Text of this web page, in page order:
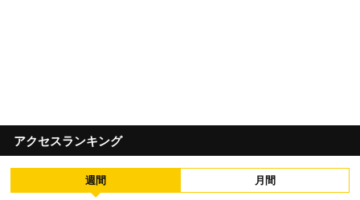
アクセスランキング
週間 月間